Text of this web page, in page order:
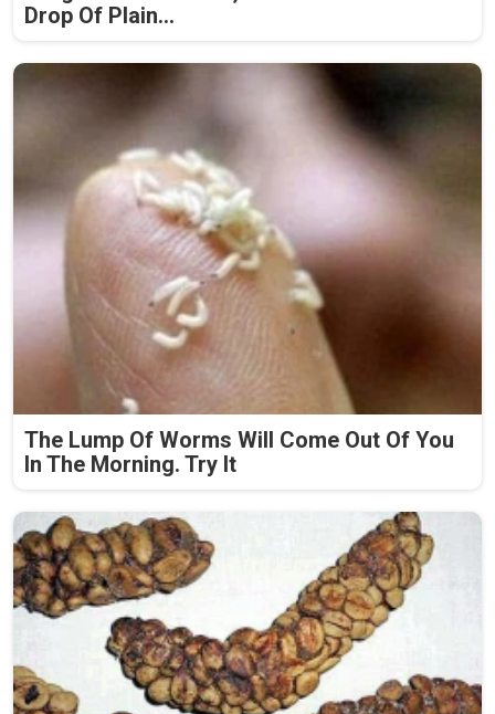
Drop Of Plain...
The Lump Of Worms Will Come Out Of You
In The Morning. Try It